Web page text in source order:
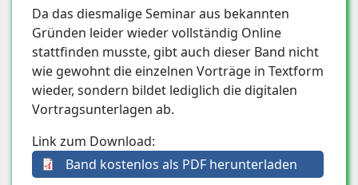
Da das diesmalige Seminar aus bekannten
Gründen leider wieder vollständig Online
stattfinden musste, gibt auch dieser Band nicht
wie gewohnt die einzelnen Vorträge in Textform
wieder, sondern bildet lediglich die digitalen
Vortragsunterlagen ab.
Link zum Download:
Band kostenlos als PDF herunterladen